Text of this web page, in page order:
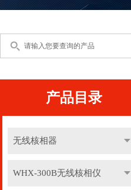
产品目录
无线核相器
WHX-300B无线核相仪